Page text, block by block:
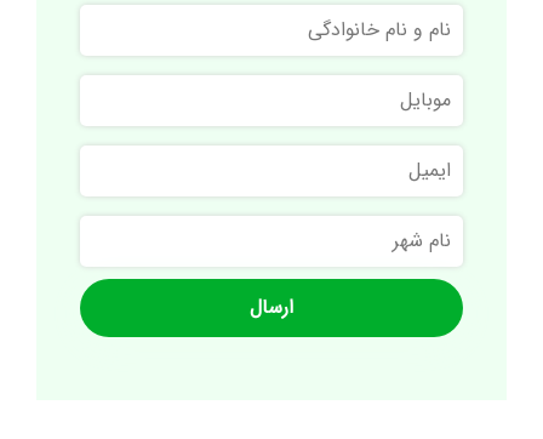
نام
و
نام
خانوادگی
موبایل
ایمیل
نام
شهر